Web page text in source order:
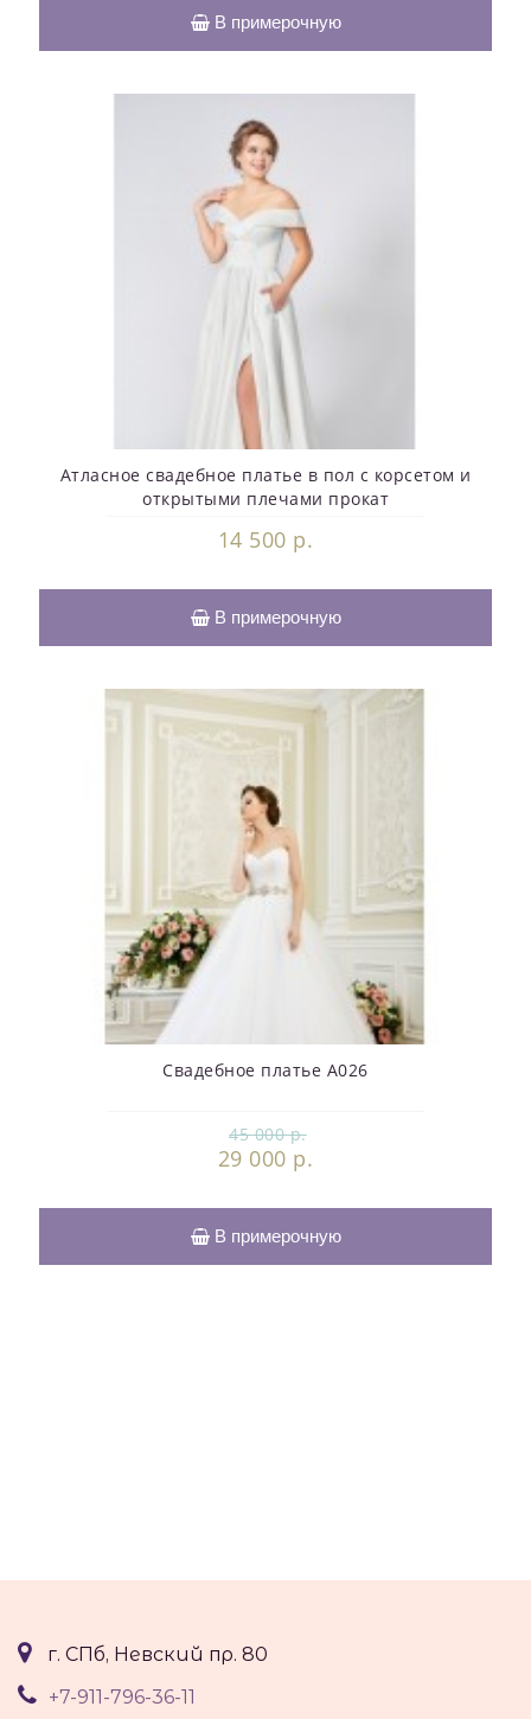
В примерочную
Атласное свадебное платье в пол с корсетом и
открытыми плечами прокат
14 500 р.
В примерочную
Свадебное платье А026
45 000 р.
29 000 р.
В примерочную
г. СПб, Невский пр. 80
+7-911-796-36-11